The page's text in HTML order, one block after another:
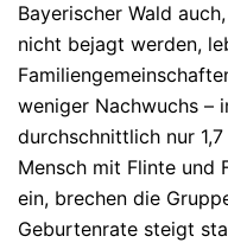
Bayerischer Wald
nicht bejagt werden,
weniger Nachwuchs –
durchschnittlich nur
Mensch mit Flinte und
ein, brechen die
Geburtenrate steigt